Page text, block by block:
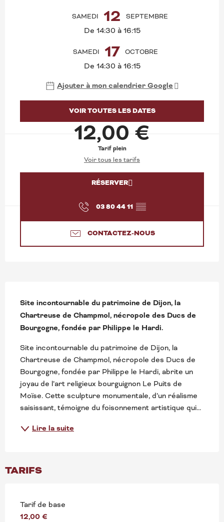
SAMEDI 12 SEPTEMBRE
De 14:30 à 16:15
SAMEDI 17 OCTOBRE
De 14:30 à 16:15
Ajouter à mon calendrier Google
VOIR TOUTES LES DATES
12,00 €
Tarif plein
Voir tous les tarifs
RÉSERVER
03 80 44 11 ▒▒
CONTACTEZ-NOUS
DESCRIPTION
Site incontournable du patrimoine de Dijon, la
Chartreuse de Champmol, nécropole des Ducs de
Bourgogne, fondée par Philippe le Hardi.
Site incontournable du patrimoine de Dijon, la
Chartreuse de Champmol, nécropole des Ducs de
Bourgogne, fondée par Philippe le Hardi, abrite un
joyau de l’art religieux bourguignon Le Puits de
Moïse. Cette sculpture monumentale, d’un réalisme
saisissant, témoigne du foisonnement artistique qui...
Lire la suite
TARIFS
Tarif de base
12,00 €